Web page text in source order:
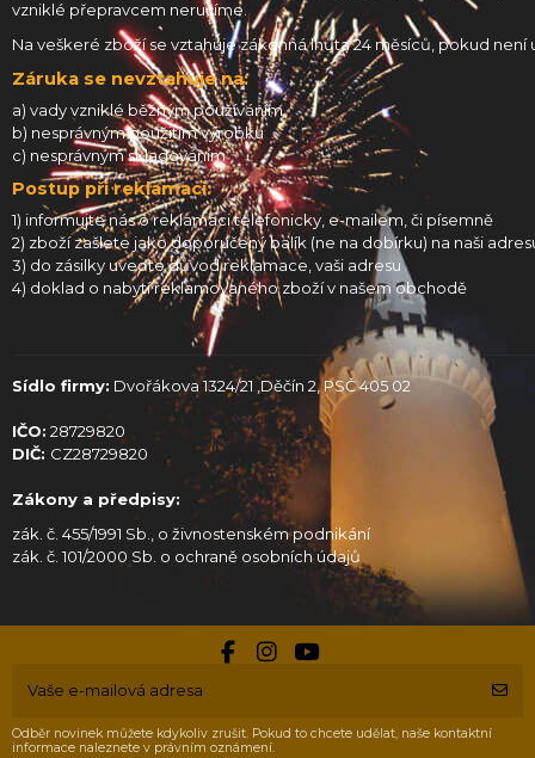
vzniklé přepravcem neručíme.
Na veškeré zboží se vztahuje zákonná lhůta 24 měsíců, pokud
Záruka se nevztahuje na:
a) vady vzniklé běžným používáním
b) nesprávným použitím výrobku
c) nesprávným skladováním
Postup při reklamaci:
1) informujte nás o reklamaci telefonicky, e-mailem, či písemně
2) zboží zašlete jako doporučený balík (ne na dobírku) na naši
3) do zásilky uveďte důvod reklamace, vaši adresu
4) doklad o nabytí reklamovaného zboží v našem obchodě
Sídlo firmy: Dvořákova 1324/21 ,Děčín 2, PSČ 405 02
IČO: 28729820
DIČ: CZ28729820
Zákony a předpisy:
zák. č. 455/1991 Sb., o živnostenském podnikání
zák. č. 101/2000 Sb. o ochraně osobních údajů
Odběr novinek můžete kdykoliv zrušit. Pokud to chcete udělat, naše kontaktní
informace naleznete v právním oznámení.